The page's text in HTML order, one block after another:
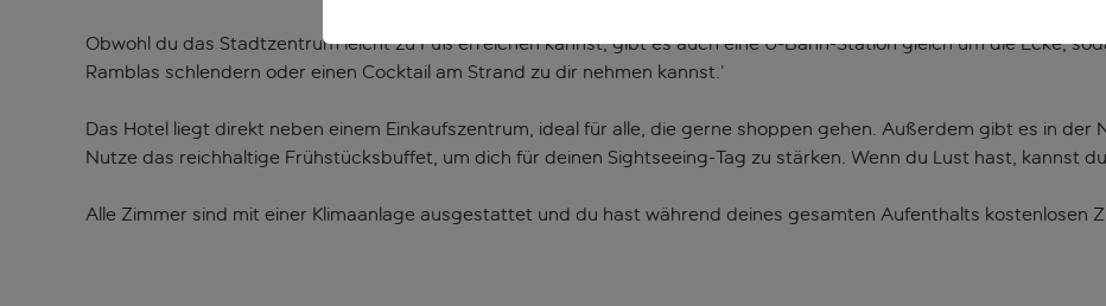
Obwohl du das Stadtzentrum leicht zu Fuß erreichen kannst, gibt es auch eine U-Bahn-Station gleich um die Ecke,
Ramblas schlendern oder einen Cocktail am Strand zu dir nehmen kannst.’
Das Hotel liegt direkt neben einem Einkaufszentrum, ideal für alle, die gerne shoppen gehen. Außerdem gibt es in der
Nutze das reichhaltige Frühstücksbuffet, um dich für deinen Sightseeing-Tag zu stärken. Wenn du Lust hast, kannst
Alle Zimmer sind mit einer Klimaanlage ausgestattet und du hast während deines gesamten Aufenthalts kostenlosen